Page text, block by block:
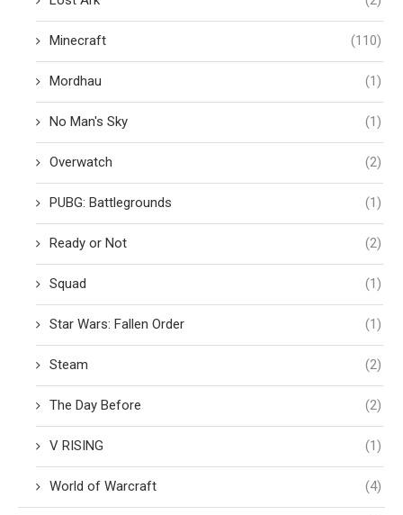
Minecraft (110)
Mordhau (1)
No Man's Sky (1)
Overwatch (2)
PUBG: Battlegrounds (1)
Ready or Not (2)
Squad (1)
Star Wars: Fallen Order (1)
Steam (2)
The Day Before (2)
V RISING (1)
World of Warcraft (4)